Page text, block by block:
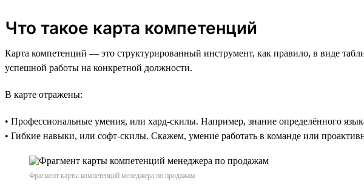
Что такое карта компетенций
Карта компетенций — это структурированный инструмент, как правило, в виде
успешной работы на конкретной должности.
В карте отражены:
• Профессиональные умения, или хард-скилы. Например, знание определённого
• Гибкие навыки, или софт-скилы. Скажем, умение работать в команде или
Фрагмент карты компетенций менеджера по продажам